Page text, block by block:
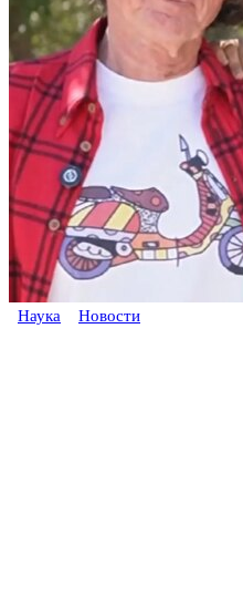
Наука Новости